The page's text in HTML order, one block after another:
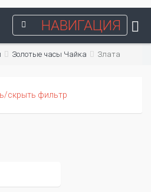
НАВИГАЦИЯ
Золотые часы Чайка Злата
скрыть фильтр